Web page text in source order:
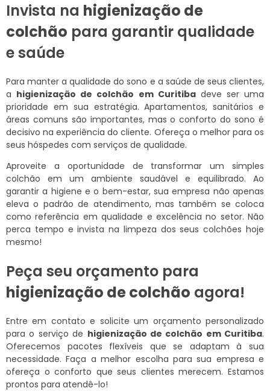
Invista na higienização de
colchão para garantir qualidade
e saúde
Para manter a qualidade do sono e a saúde de seus clientes,
a higienização de colchão em Curitibadeve ser uma
prioridade em sua estratégia. Apartamentos, sanitários e
áreas comuns são importantes, mas o conforto do sono é
decisivo na experiência do cliente. Ofereça o melhor para os
seus hóspedes com serviços de qualidade.
Aproveite a oportunidade de transformar um simples
colchão em um ambiente saudável e equilibrado. Ao
garantir a higiene e o bem-estar, sua empresa não apenas
eleva o padrão de atendimento, mas também se coloca
como referência em qualidade e excelência no setor. Não
perca tempo e invista na limpeza dos seus colchões hoje
mesmo!
Peça seu orçamento para
higienização de colchão agora!
Entre em contato e solicite um orçamento personalizado
para o serviço de higienização de colchão em Curitiba.
Oferecemos pacotes flexíveis que se adaptam à sua
necessidade. Faça a melhor escolha para sua empresa e
ofereça o conforto que seus clientes merecem. Estamos
prontos para atendê-lo!